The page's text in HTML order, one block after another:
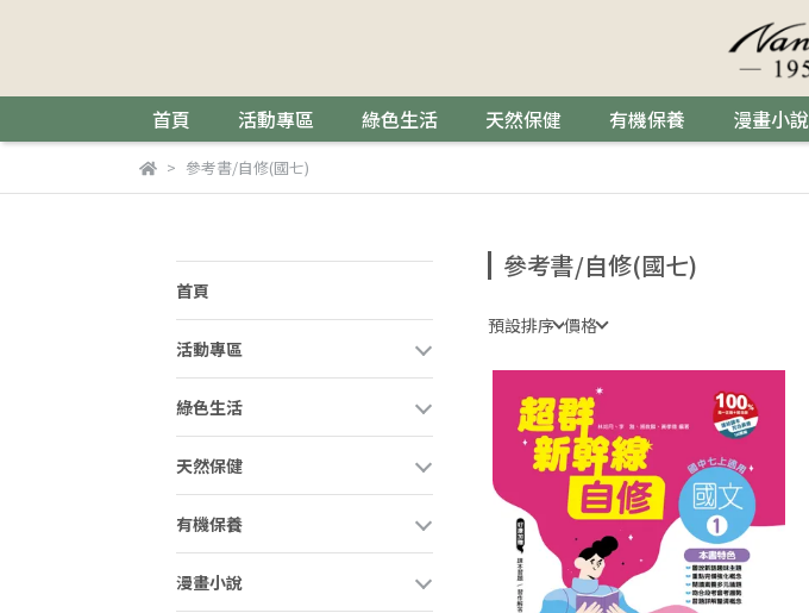
首頁 活動專區 綠色生活 天然保健 有機保養 漫畫小說
參考書/自修(國七)
首頁
活動專區
綠色生活
天然保健
有機保養
漫畫小說
參考書/自修(國七)
預設排序 價格